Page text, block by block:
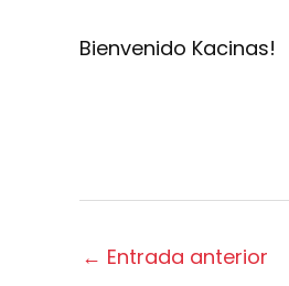
Bienvenido Kacinas!
← Entrada anterior